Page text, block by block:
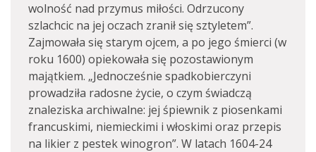
wolność nad przymus miłości. Odrzucony
szlachcic na jej oczach zranił się sztyletem”.
Zajmowała się starym ojcem, a po jego śmierci (w
roku 1600) opiekowała się pozostawionym
majątkiem. „Jednocześnie spadkobierczyni
prowadziła radosne życie, o czym świadczą
znaleziska archiwalne: jej śpiewnik z piosenkami
francuskimi, niemieckimi i włoskimi oraz przepis
na likier z pestek winogron”. W latach 1604-24